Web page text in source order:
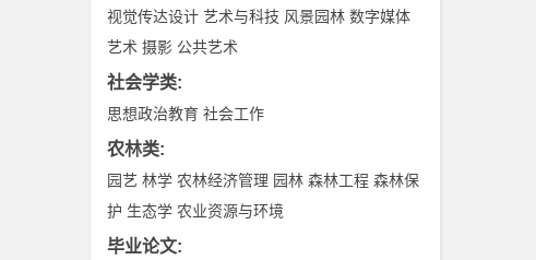
视觉传达设计 艺术与科技 风景园林 数字媒体
艺术 摄影 公共艺术
社会学类:
思想政治教育 社会工作
农林类:
园艺 林学 农林经济管理 园林 森林工程 森林保
护 生态学 农业资源与环境
毕业论文: